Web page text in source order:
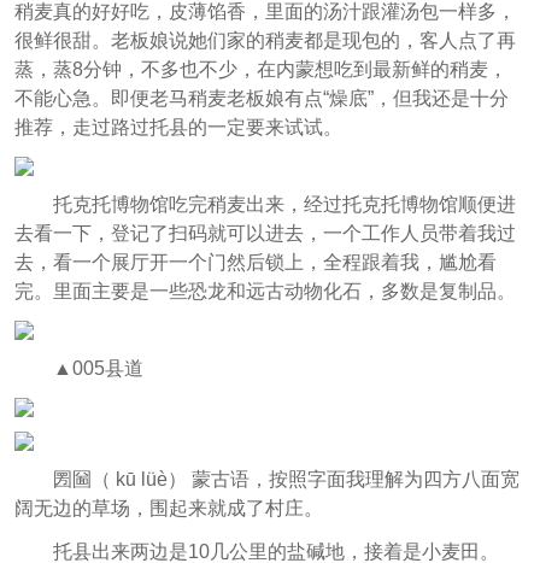
稍麦真的好好吃，皮薄馅香，里面的汤汁跟灌汤包一样多，
很鲜很甜。老板娘说她们家的稍麦都是现包的，客人点了再
蒸，蒸8分钟，不多也不少，在内蒙想吃到最新鲜的稍麦，
不能心急。即便老马稍麦老板娘有点“燥底”，但我还是十分
推荐，走过路过托县的一定要来试试。
托克托博物馆吃完稍麦出来，经过托克托博物馆顺便进
去看一下，登记了扫码就可以进去，一个工作人员带着我过
去，看一个展厅开一个门然后锁上，全程跟着我，尴尬看
完。里面主要是一些恐龙和远古动物化石，多数是复制品。
▲005县道
圐圙（ kū lüè） 蒙古语，按照字面我理解为四方八面宽
阔无边的草场，围起来就成了村庄。
托县出来两边是10几公里的盐碱地，接着是小麦田。